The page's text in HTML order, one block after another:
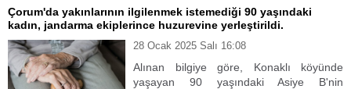
Çorum'da yakınlarının ilgilenmek istemediği 90 yaşındaki
kadın, jandarma ekiplerince huzurevine yerleştirildi.
28 Ocak 2025 Salı 16:08
Alınan bilgiye göre, Konaklı köyünde
yaşayan 90 yaşındaki Asiye B'nin